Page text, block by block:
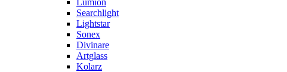
Lumion
Searchlight
Lightstar
Sonex
Divinare
Artglass
Kolarz